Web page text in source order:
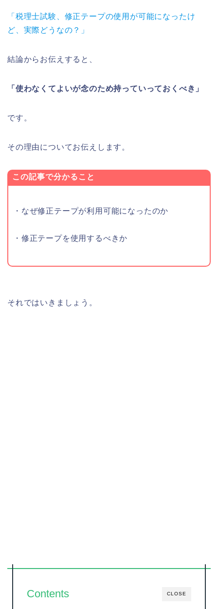
「税理士試験、修正テープの使用が可能になったけ
ど、実際どうなの？」
結論からお伝えすると、
「使わなくてよいが念のため持っていっておくべき」
です。
その理由についてお伝えします。
この記事で分かること
・なぜ修正テープが利用可能になったのか
・修正テープを使用するべきか
それではいきましょう。
CLOSE
Contents